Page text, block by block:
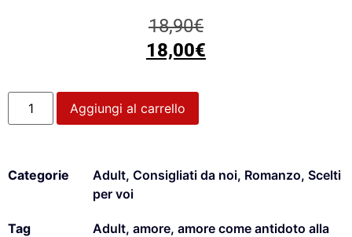
18,90€
18,00€
Aggiungi al carrello
Categorie Adult, Consigliati da noi, Romanzo, Scelti
per voi
Tag Adult, amore, amore come antidoto alla